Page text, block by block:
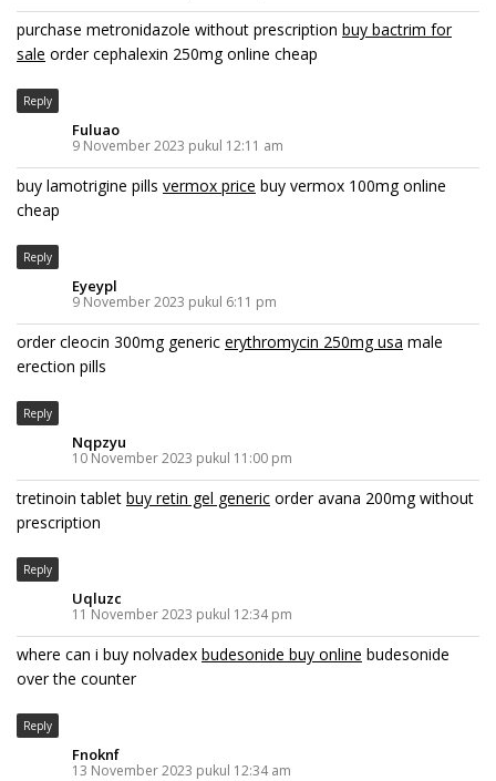
purchase metronidazole without prescription buy bactrim for
sale order cephalexin 250mg online cheap
Reply
Fuluao
9 November 2023 pukul 12:11 am
buy lamotrigine pills vermox price buy vermox 100mg online
cheap
Reply
Eyeypl
9 November 2023 pukul 6:11 pm
order cleocin 300mg generic erythromycin 250mg usa male
erection pills
Reply
Nqpzyu
10 November 2023 pukul 11:00 pm
tretinoin tablet buy retin gel generic order avana 200mg without
prescription
Reply
Uqluzc
11 November 2023 pukul 12:34 pm
where can i buy nolvadex budesonide buy online budesonide
over the counter
Reply
Fnoknf
13 November 2023 pukul 12:34 am